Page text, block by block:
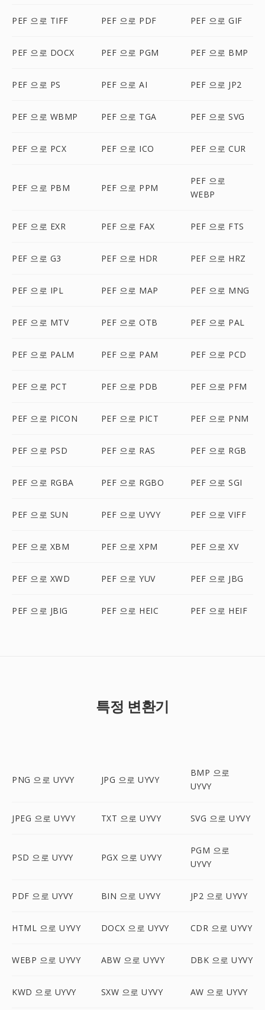
PEF 으로 TIFF PEF 으로 PDF PEF 으로 GIF
PEF 으로 DOCX PEF 으로 PGM PEF 으로 BMP
PEF 으로 PS PEF 으로 AI PEF 으로 JP2
PEF 으로 WBMP PEF 으로 TGA PEF 으로 SVG
PEF 으로 PCX PEF 으로 ICO PEF 으로 CUR
PEF 으로 PBM PEF 으로 PPM
PEF 으로
WEBP
PEF 으로 EXR PEF 으로 FAX PEF 으로 FTS
PEF 으로 G3 PEF 으로 HDR PEF 으로 HRZ
PEF 으로 IPL PEF 으로 MAP PEF 으로 MNG
PEF 으로 MTV PEF 으로 OTB PEF 으로 PAL
PEF 으로 PALM PEF 으로 PAM PEF 으로 PCD
PEF 으로 PCT PEF 으로 PDB PEF 으로 PFM
PEF 으로 PICON PEF 으로 PICT PEF 으로 PNM
PEF 으로 PSD PEF 으로 RAS PEF 으로 RGB
PEF 으로 RGBA PEF 으로 RGBO PEF 으로 SGI
PEF 으로 SUN PEF 으로 UYVY PEF 으로 VIFF
PEF 으로 XBM PEF 으로 XPM PEF 으로 XV
PEF 으로 XWD PEF 으로 YUV PEF 으로 JBG
PEF 으로 JBIG PEF 으로 HEIC PEF 으로 HEIF
특정 변환기
PNG 으로 UYVY JPG 으로 UYVY
BMP 으로
UYVY
JPEG 으로 UYVY TXT 으로 UYVY SVG 으로 UYVY
PSD 으로 UYVY PGX 으로 UYVY
PGM 으로
UYVY
PDF 으로 UYVY BIN 으로 UYVY JP2 으로 UYVY
HTML 으로 UYVY DOCX 으로 UYVY CDR 으로 UYVY
WEBP 으로 UYVY ABW 으로 UYVY DBK 으로 UYVY
KWD 으로 UYVY SXW 으로 UYVY AW 으로 UYVY